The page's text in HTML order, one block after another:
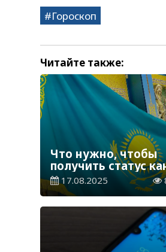
Гороскоп
Читайте также:
Что нужно, чтобы
получить статус
в Казахстане
17.08.2025